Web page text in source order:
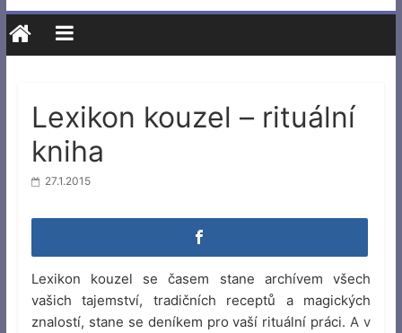
Lexikon kouzel – rituální
kniha
27.1.2015
Lexikon kouzel se časem stane archívem všech
vašich tajemství, tradičních receptů a magických
znalostí, stane se deníkem pro vaší rituální práci. A v